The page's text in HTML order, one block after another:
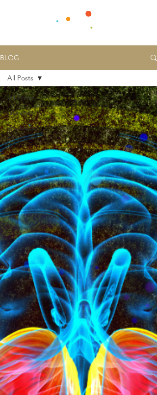
BLOG
All Posts
Life style
Gezonde
voeding
All Posts